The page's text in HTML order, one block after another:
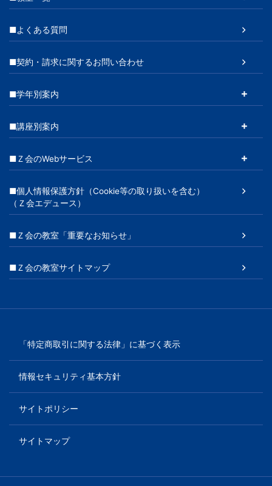
■よくある質問
■契約・請求に関するお問い合わせ
■学年別案内
■講座別案内
■Ｚ会のWebサービス
■個人情報保護方針（Cookie等の取り扱いを含む）
（Ｚ会エデュース）
■Ｚ会の教室「重要なお知らせ」
■Ｚ会の教室サイトマップ
「特定商取引に関する法律」に基づく表示
情報セキュリティ基本方針
サイトポリシー
サイトマップ